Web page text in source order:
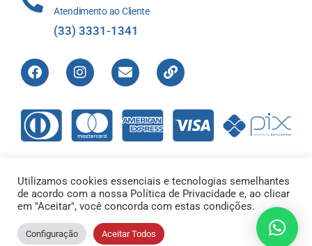
Atendimento ao Cliente
(33) 3331-1341
Direitos Reservados © 2012-2022 Laboratório de Análises Apolo
Ltda – 00.421.604/0001-01 |
Responsável Técnico – Dr. Flavio Reis de Abreu CRFMG14317
Utilizamos cookies essenciais e tecnologias semelhantes
de acordo com a nossa Política de Privacidade e, ao clicar
em "Aceitar", você concorda com estas condições.
Configuração Aceitar Todos